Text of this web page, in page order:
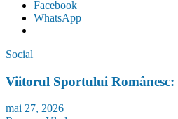
Facebook
WhatsApp
Social
Viitorul Sportului Românesc:
mai 27, 2026